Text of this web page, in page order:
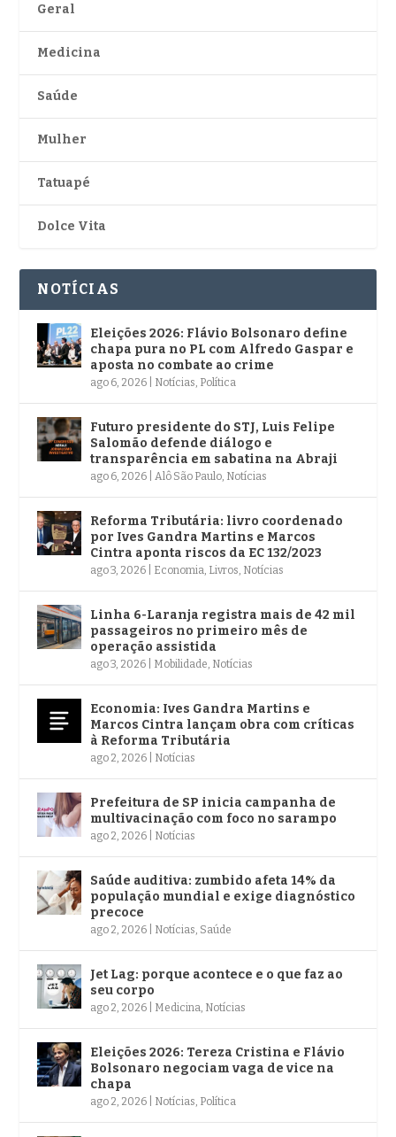
Geral
Medicina
Saúde
Mulher
Tatuapé
Dolce Vita
NOTÍCIAS
Eleições 2026: Flávio Bolsonaro define
chapa pura no PL com Alfredo Gaspar e
aposta no combate ao crime
ago 6, 2026 Notícias Política
Futuro presidente do STJ, Luis Felipe
Salomão defende diálogo e
transparência em sabatina na Abraji
ago 6, 2026 Alô São Paulo Notícias
Reforma Tributária: livro coordenado
por Ives Gandra Martins e Marcos
Cintra aponta riscos da EC 132/2023
ago 3, 2026 Economia Livros Notícias
Linha 6-Laranja registra mais de 42 mil
passageiros no primeiro mês de
operação assistida
ago 3, 2026 Mobilidade Notícias
Economia: Ives Gandra Martins e
Marcos Cintra lançam obra com críticas
à Reforma Tributária
ago 2, 2026 Notícias
Prefeitura de SP inicia campanha de
multivacinação com foco no sarampo
ago 2, 2026 Notícias
Saúde auditiva: zumbido afeta 14% da
população mundial e exige diagnóstico
precoce
ago 2, 2026 Notícias Saúde
Jet Lag: porque acontece e o que faz ao
seu corpo
ago 2, 2026 Medicina Notícias
Eleições 2026: Tereza Cristina e Flávio
Bolsonaro negociam vaga de vice na
chapa
ago 2, 2026 Notícias Política